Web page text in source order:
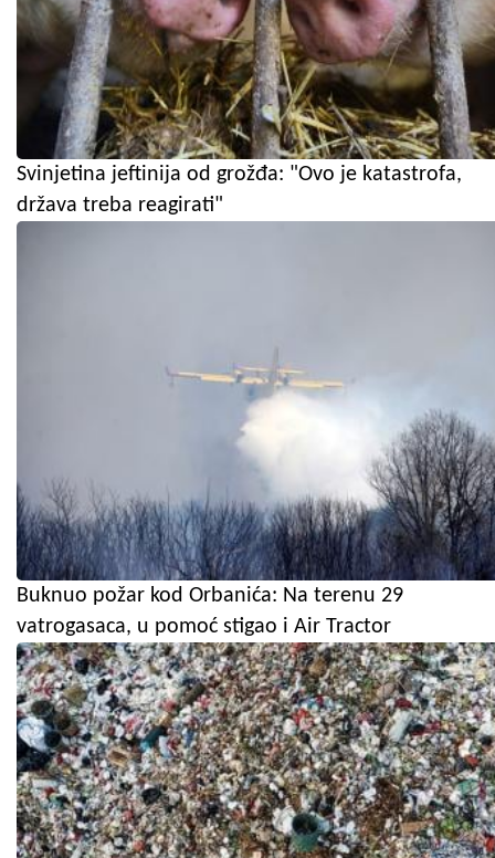
Svinjetina jeftinija od grožđa: "Ovo je katastrofa,
država treba reagirati"
Buknuo požar kod Orbanića: Na terenu 29
vatrogasaca, u pomoć stigao i Air Tractor